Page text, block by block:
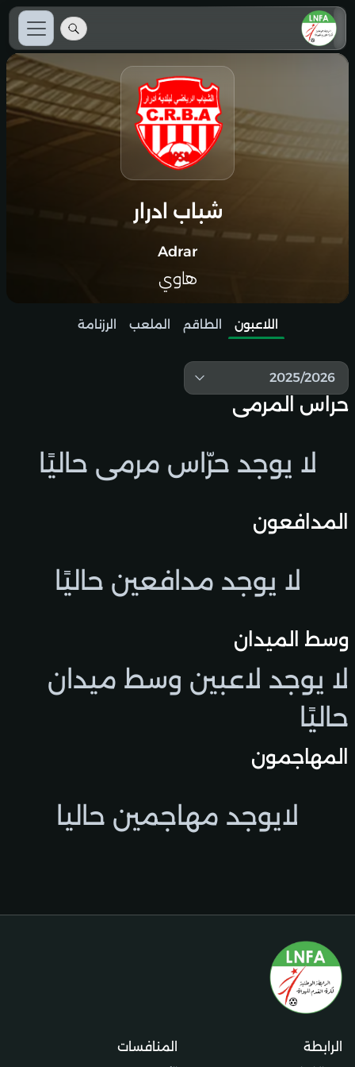
شباب ادرار
Adrar
هاوي
اللاعبون الطاقم الملعب الرزنامة
2025/2026
حراس المرمى
لا يوجد حرّاس مرمى حاليًا
المدافعون
لا يوجد مدافعين حاليًا
وسط الميدان
لا يوجد لاعبين وسط ميدان
حاليًا
المهاجمون
لايوجد مهاجمين حاليا
الرابطة المنافسات